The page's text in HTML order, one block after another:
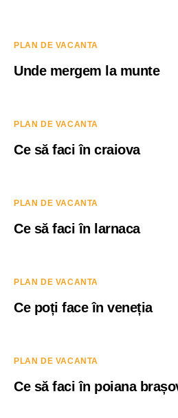
PLAN DE VACANTA
Unde mergem la munte
PLAN DE VACANTA
Ce să faci în craiova
PLAN DE VACANTA
Ce să faci în larnaca
PLAN DE VACANTA
Ce poți face în veneția
PLAN DE VACANTA
Ce să faci în poiana